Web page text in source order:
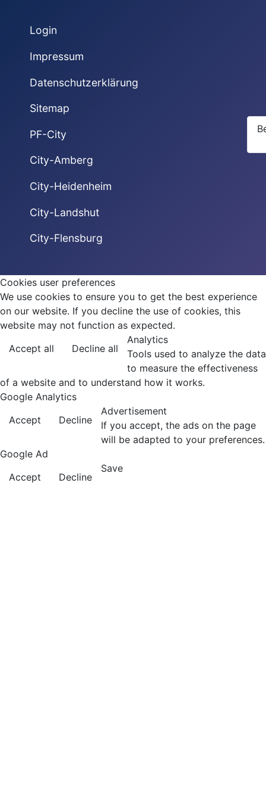
Login
Impressum
Datenschutzerklärung
Sitemap
PF-City
City-Amberg
City-Heidenheim
City-Landshut
City-Flensburg
Cookies user preferences
We use cookies to ensure you to get the best experience
on our website. If you decline the use of cookies, this
website may not function as expected.
Accept all
Decline all
Analytics
Tools used to analyze the data
to measure the effectiveness
of a website and to understand how it works.
Google Analytics
Accept
Decline
Advertisement
If you accept, the ads on the page
will be adapted to your preferences.
Google Ad
Accept
Decline
Save